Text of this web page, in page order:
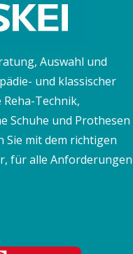
Auswahl und
und klassischer
Technik,
Schuhe und Prothesen
Sie mit dem richtigen
für alle Anforderungen